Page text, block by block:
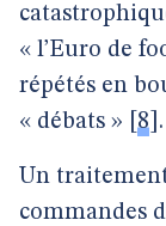
« l’Euro de
répétés en
« débats »
8 .
Un
commandes